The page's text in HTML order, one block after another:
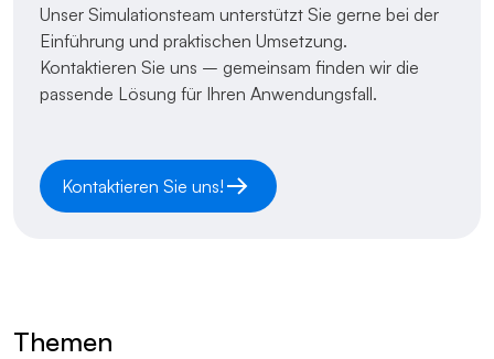
Unser Simulationsteam unterstützt Sie gerne bei der
Einführung und praktischen Umsetzung.
Kontaktieren Sie uns – gemeinsam finden wir die
passende Lösung für Ihren Anwendungsfall.
Kontaktieren Sie uns!
Themen